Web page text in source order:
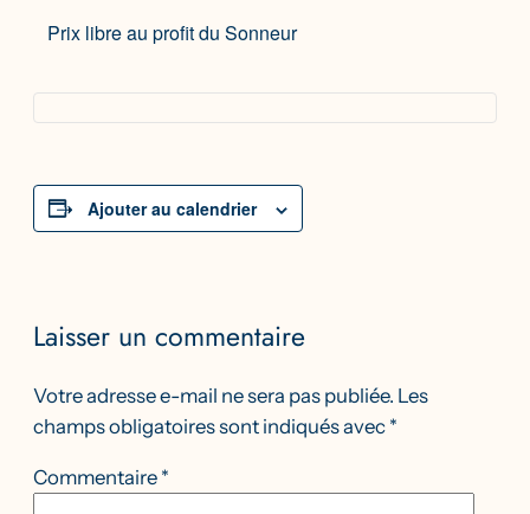
Prix libre au profit du Sonneur
Ajouter au calendrier
Laisser un commentaire
Votre adresse e-mail ne sera pas publiée. Les
champs obligatoires sont indiqués avec *
Commentaire *